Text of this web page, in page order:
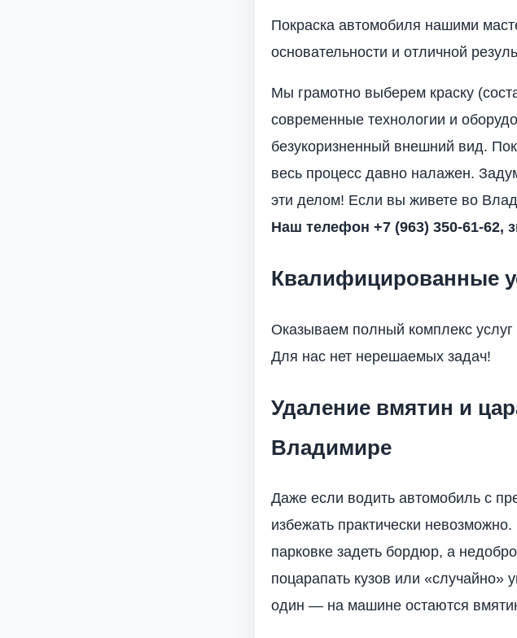
Покраска автомобиля нашими
основательности и отличной
Мы грамотно выберем краску
современные технологии и
безукоризненный внешний вид.
весь процесс давно налажен.
эти делом! Если вы живете во
Наш телефон +7 (963) 350-61-62,
Квалифицированные
Оказываем полный комплекс
Для нас нет нерешаемых задач!
Удаление вмятин и
Владимире
Даже если водить автомобиль с
избежать практически
парковке задеть бордюр, а
поцарапать кузов или «случайно»
один — на машине остаются